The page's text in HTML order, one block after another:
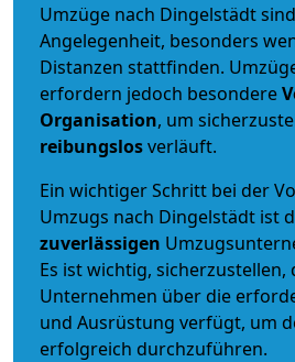
Umzüge nach Dingelstädt
Angelegenheit, besonders
Distanzen stattfinden.
erfordern jedoch besondere
Organisation, um
reibungslosverläuft.
Ein wichtiger Schritt bei der
Umzugs nach Dingelstädt ist
zuverlässigen
Es ist wichtig, sicherzustellen,
Unternehmen über die
und Ausrüstung verfügt, um
erfolgreich durchzuführen.